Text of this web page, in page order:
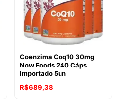
Coenzima Coq10 30mg
Now Foods 240 Cáps
Importado 5un
R$689,38